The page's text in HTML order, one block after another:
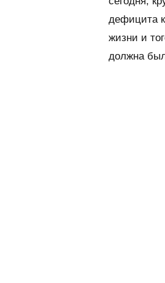
дефицита
жизни и
должна